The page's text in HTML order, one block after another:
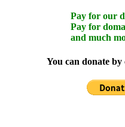
Pay for our
Pay for
and much
You can donate